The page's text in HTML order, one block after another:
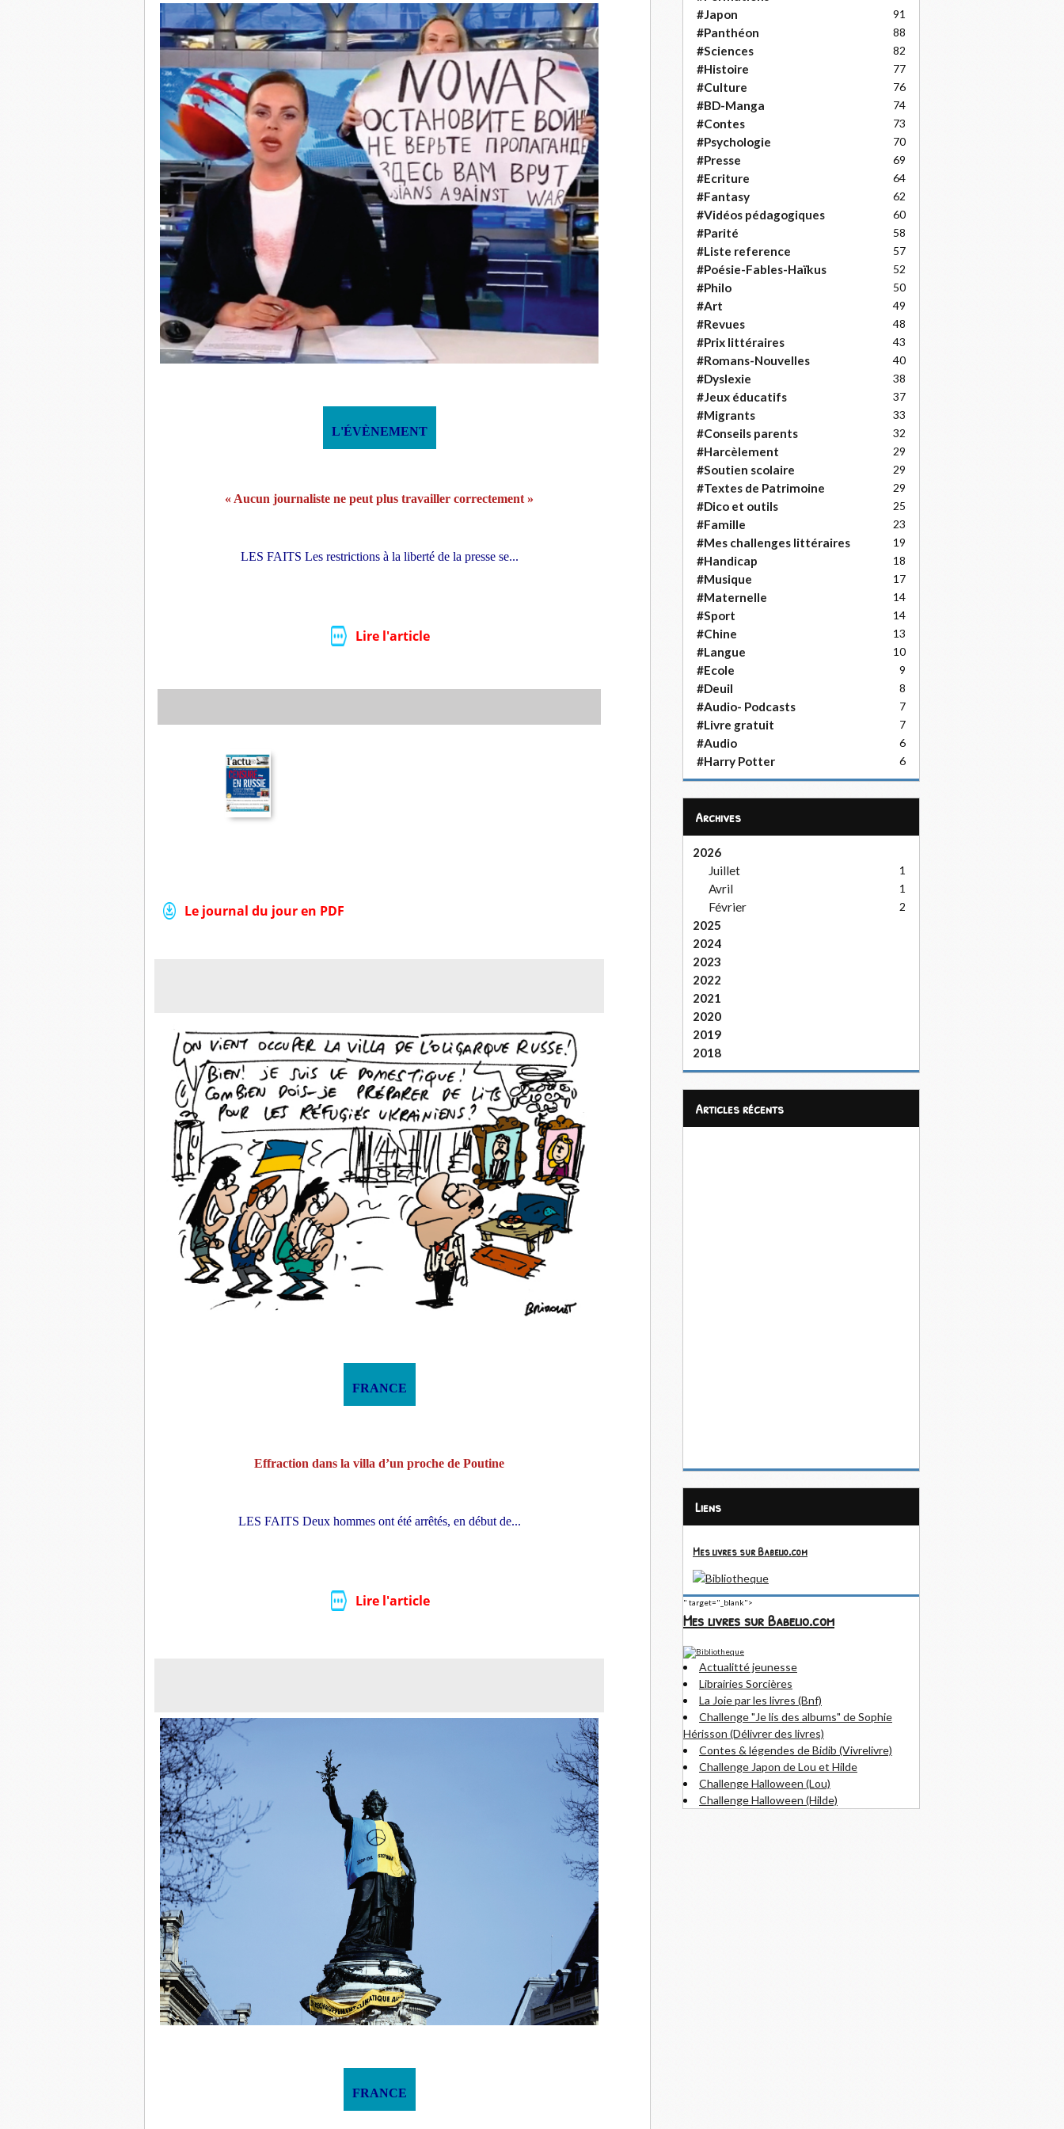
L'ÉVÈNEMENT
« Aucun journaliste ne peut plus travailler correctement »
LES FAITS Les restrictions à la liberté de la presse se...
Lire l'article
Le journal du jour en PDF
FRANCE
Effraction dans la villa d’un proche de Poutine
LES FAITS Deux hommes ont été arrêtés, en début de...
Lire l'article
FRANCE
#Japon 91
#Panthéon 88
#Sciences 82
#Histoire 77
#Culture 76
#BD-Manga 74
#Contes 73
#Psychologie 70
#Presse 69
#Ecriture 64
#Fantasy 62
#Vidéos pédagogiques 60
#Parité 58
#Liste reference 57
#Poésie-Fables-Haïkus 52
#Philo 50
#Art 49
#Revues 48
#Prix littéraires 43
#Romans-Nouvelles 40
#Dyslexie 38
#Jeux éducatifs 37
#Migrants 33
#Conseils parents 32
#Harcèlement 29
#Soutien scolaire 29
#Textes de Patrimoine 29
#Dico et outils 25
#Famille 23
#Mes challenges littéraires 19
#Handicap 18
#Musique 17
#Maternelle 14
#Sport 14
#Chine 13
#Langue 10
#Ecole 9
#Deuil 8
#Audio- Podcasts 7
#Livre gratuit 7
#Audio 6
#Harry Potter 6
Archives
2026
Juillet
1
Avril 1
Février 2
2025
2024
2023
2022
2021
2020
2019
2018
articles récents
Liens
Mes livres sur Babelio.com
" target="_blank">
Mes livres sur Babelio.com
Actualitté jeunesse
Librairies Sorcières
La Joie par les livres (Bnf)
Challenge "Je lis des albums" de Sophie
Hérisson (Délivrer des livres)
Contes & légendes de Bidib (Vivrelivre)
Challenge Japon de Lou et Hilde
Challenge Halloween (Lou)
Challenge Halloween (Hilde)